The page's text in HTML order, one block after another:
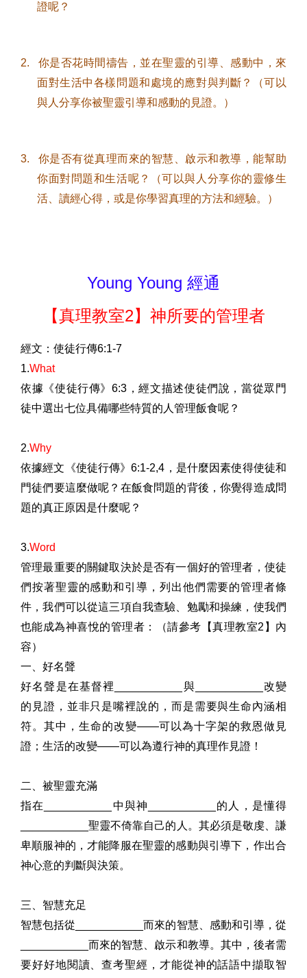
證呢？
2.
你是否花時間禱告，並在聖靈的引導、感動中，來
面對生活中各樣問題和處境的應對與判斷？（可以
與人分享你被聖靈引導和感動的見證。）
3.
你是否有從真理而來的智慧、啟示和教導，能幫助
你面對問題和生活呢？（可以與人分享你的靈修生
活、讀經心得，或是你學習真理的方法和經驗。）
Young Young 經通
【真理教室2】神所要的管理者
經文：使徒行傳6:1-7
1.What
依據《使徒行傳》6:3 ，經文描述使徒們說，當從眾門
徒中選出七位具備哪些特質的人管理飯食呢？
2.Why
依據經文《使徒行傳》6:1-2,4 ，是什麼因素使得使徒和
門徒們要這麼做呢？在飯食問題的背後，你覺得造成問
題的真正原因是什麼呢？
3.Word
管理最重要的關鍵取決於是否有一個好的管理者，使徒
們按著聖靈的感動和引導，列出他們需要的管理者條
件，我們可以從這三項自我查驗、勉勵和操練，使我們
也能成為神喜悅的管理者：（請參考【真理教室2 】內
容）
一、好名聲
好名聲是在基督裡
與
改變
的見證，並非只是嘴裡說的，而是需要與生命內涵相
符。其中，生命的改變――可以為十字架的救恩做見
證；生活的改變――可以為遵行神的真理作見證！
二、被聖靈充滿
指在
中與神
的人，是懂得
聖靈不倚靠自己的人。其必須是敬虔、謙
卑順服神的，才能降服在聖靈的感動與引導下，作出合
神心意的判斷與決策。
三、智慧充足
智慧包括從 ___________而來的智慧、感動和引導，從
而來的智慧、啟示和教導。其中，後者需
要好好地閱讀、查考聖經，才能從神的話語中擷取智